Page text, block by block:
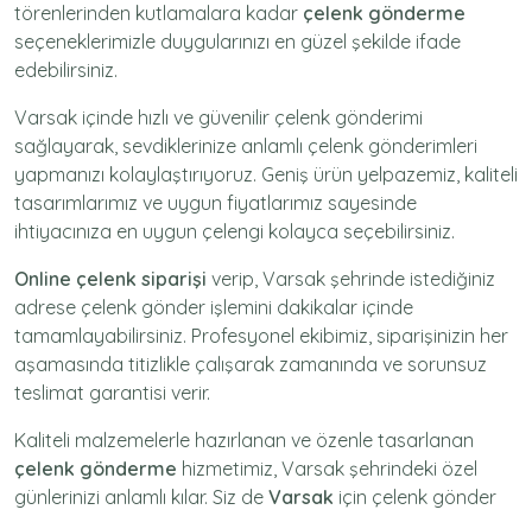
törenlerinden kutlamalara kadar çelenk gönderme
seçeneklerimizle duygularınızı en güzel şekilde ifade
edebilirsiniz.
Varsak içinde hızlı ve güvenilir çelenk gönderimi
sağlayarak, sevdiklerinize anlamlı çelenk gönderimleri
yapmanızı kolaylaştırıyoruz. Geniş ürün yelpazemiz, kaliteli
tasarımlarımız ve uygun fiyatlarımız sayesinde
ihtiyacınıza en uygun çelengi kolayca seçebilirsiniz.
Online çelenk siparişi verip, Varsak şehrinde istediğiniz
adrese çelenk gönder işlemini dakikalar içinde
tamamlayabilirsiniz. Profesyonel ekibimiz, siparişinizin her
aşamasında titizlikle çalışarak zamanında ve sorunsuz
teslimat garantisi verir.
Kaliteli malzemelerle hazırlanan ve özenle tasarlanan
çelenk gönderme hizmetimiz, Varsak şehrindeki özel
günlerinizi anlamlı kılar. Siz de Varsak için çelenk gönder